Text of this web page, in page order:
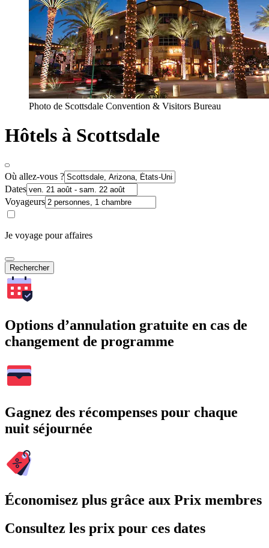
Photo de Scottsdale Convention & Visitors Bureau
Hôtels à Scottsdale
Où allez-vous ?
Dates
Voyageurs
Je voyage pour affaires
Rechercher
Options d’annulation gratuite en cas de
changement de programme
Gagnez des récompenses pour chaque
nuit séjournée
Économisez plus grâce aux Prix membres
Consultez les prix pour ces dates